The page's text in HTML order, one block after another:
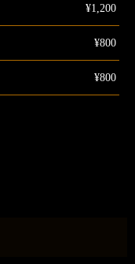
¥1,200
¥800
¥800